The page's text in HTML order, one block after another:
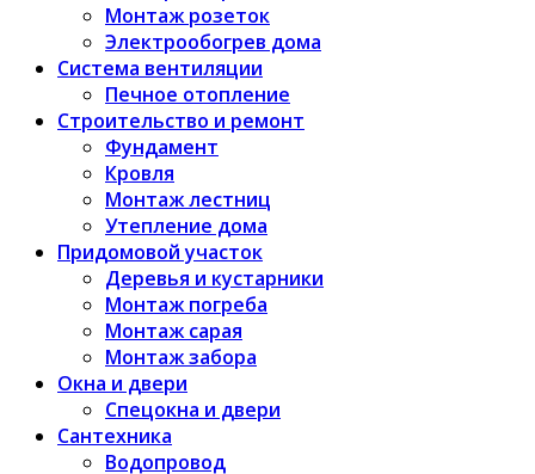
Монтаж розеток
Электрообогрев дома
Система вентиляции
Печное отопление
Строительство и ремонт
Фундамент
Кровля
Монтаж лестниц
Утепление дома
Придомовой участок
Деревья и кустарники
Монтаж погреба
Монтаж сарая
Монтаж забора
Окна и двери
Спецокна и двери
Сантехника
Водопровод